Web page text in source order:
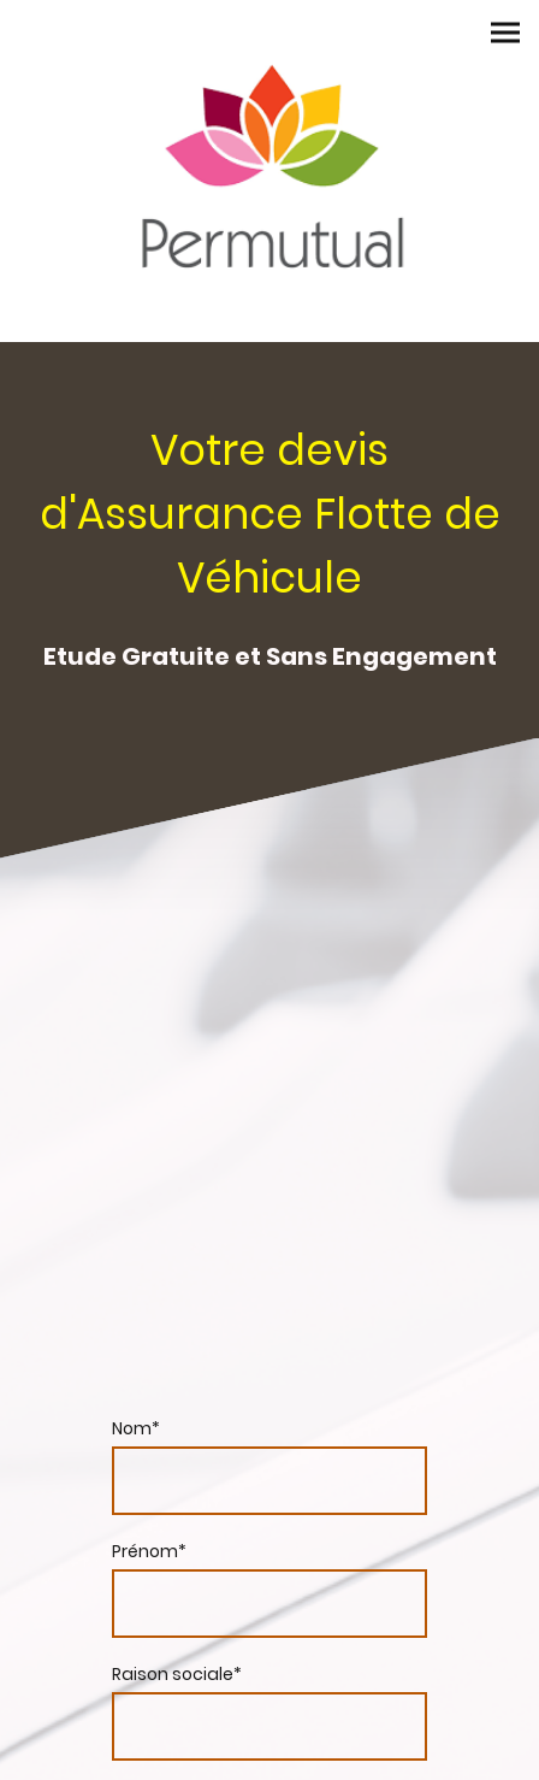
Votre devis
d'Assurance Flotte de
Véhicule
Etude Gratuite et Sans Engagement
Nom*
Prénom*
Raison sociale*